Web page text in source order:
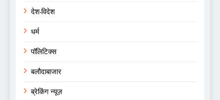
देश-विदेश
धर्म
पॉलिटिक्स
बलौदाबाजार
ब्रेकिंग न्यूज़